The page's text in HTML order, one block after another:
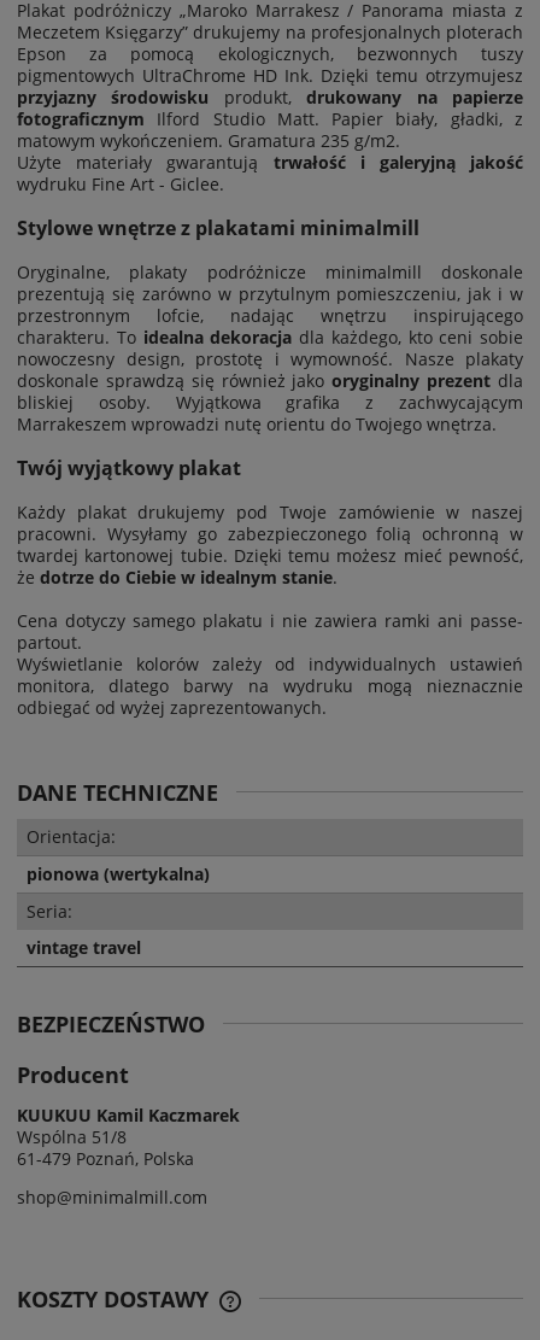
Plakat podróżniczy „Maroko Marrakesz / Panorama miasta z
Meczetem Księgarzy” drukujemy na profesjonalnych ploterach
Epson za pomocą ekologicznych, bezwonnych tuszy
pigmentowych UltraChrome HD Ink. Dzięki temu otrzymujesz
przyjazny środowisku produkt,drukowany na papierze
fotograficznym Ilford Studio Matt. Papier biały, gładki, z
matowym wykończeniem. Gramatura 235 g/m2.
Użyte materiały gwarantują trwałość i galeryjną jakość
wydruku Fine Art - Giclee.
Stylowe wnętrze z plakatami minimalmill
Oryginalne, plakaty podróżnicze minimalmill doskonale
prezentują się zarówno w przytulnym pomieszczeniu, jak i w
przestronnym lofcie, nadając wnętrzu inspirującego
charakteru. To idealna dekoracja dla każdego, kto ceni sobie
nowoczesny design, prostotę i wymowność. Nasze plakaty
doskonale sprawdzą się również jakooryginalny prezent dla
bliskiej osoby. Wyjątkowa grafika z zachwycającym
Marrakeszem wprowadzi nutę orientu do Twojego wnętrza.
Twój wyjątkowy plakat
Każdy plakat drukujemy pod Twoje zamówienie w naszej
pracowni. Wysyłamy go zabezpieczonego folią ochronną w
twardej kartonowej tubie. Dzięki temu możesz mieć pewność,
że dotrze do Ciebie w idealnym stanie.
Cena dotyczy samego plakatu i nie zawiera ramki ani passe-
partout.
Wyświetlanie kolorów zależy od indywidualnych ustawień
monitora, dlatego barwy na wydruku mogą nieznacznie
odbiegać od wyżej zaprezentowanych.
DANE TECHNICZNE
Orientacja:
pionowa (wertykalna)
Seria:
vintage travel
BEZPIECZEŃSTWO
Producent
KUUKUU Kamil Kaczmarek
Wspólna 51/8
61-479 Poznań, Polska
shop@minimalmill.com
KOSZTY DOSTAWY